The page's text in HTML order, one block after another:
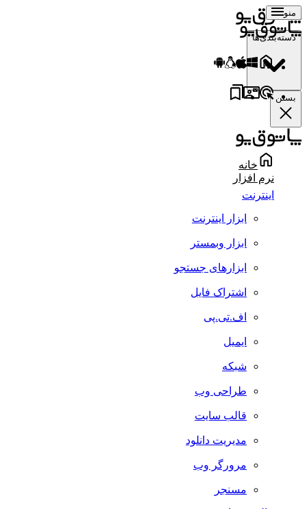
منو
دسته‌بندی‌ها
بستن
خانه
نرم افزار
اینترنت
ابزار اینترنت
ابزار وبمستر
ابزارهای جستجو
اشتراک فایل
اف.تی.پی
ایمیل
شبکه
طراحی وب
قالب سایت
مدیریت دانلود
مرورگر وب
مسنجر